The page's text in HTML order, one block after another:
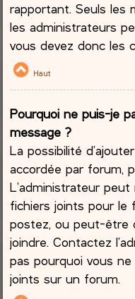
rapportant. Seuls les
les administrateurs
vous devez donc les
Haut
Pourquoi ne puis-je
message ?
La possibilité
accordée par forum,
L’administrateur
fichiers joints pour le
postez, ou peut-être
joindre. Contactez
pas pourquoi vous
joints sur un forum.